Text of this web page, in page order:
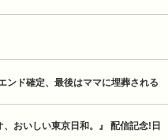
ンド確定、最後はママに埋葬される
おいしい東京日和。』 配信記念!日